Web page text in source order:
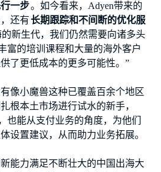
一步。如今看来，Adyen带来的
还有长期跟踪和不间断的优化服
新生代，我们仍然需要向诸多头
富的培训课程和大量的海外客户
了更低成本的更多可能性。”
像小魔兽这种已覆盖百余个地区
根本土市场进行试水的新手，
也能从支付业务的角度，为他们
设置建议，从而助力业务拓展。
能力满足不断壮大的中国出海大